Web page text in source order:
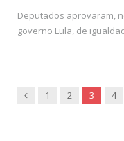
Deputados aprovaram,
governo Lula, de
Previous
1 2 3 4